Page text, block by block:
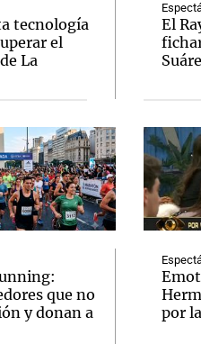
tecnología
el
La
que no
y donan a
El
por
3 en Groenlandia